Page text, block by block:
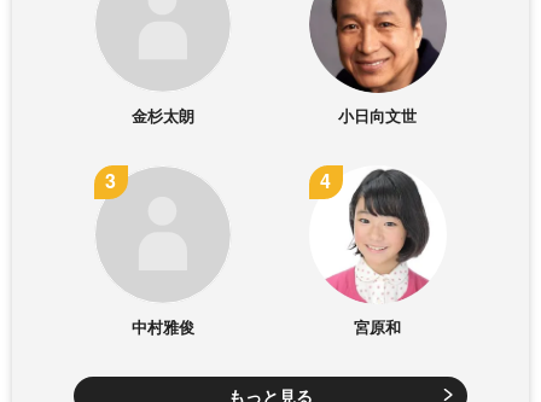
金杉太朗 小日向文世
中村雅俊 宮原和
もっと見る